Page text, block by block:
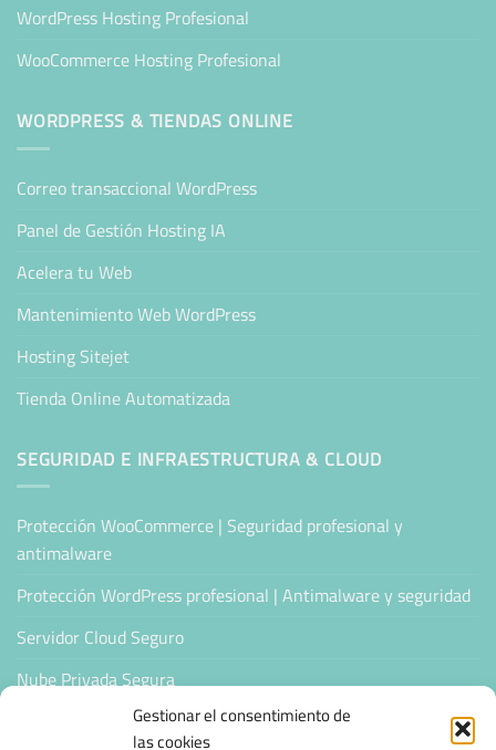
Gestionar el consentimiento de
las cookies
WordPress Hosting Profesional
WooCommerce Hosting Profesional
WORDPRESS & TIENDAS ONLINE
Correo transaccional WordPress
Panel de Gestión Hosting IA
Acelera tu Web
Mantenimiento Web WordPress
Hosting Sitejet
Tienda Online Automatizada
SEGURIDAD E INFRAESTRUCTURA & CLOUD
Protección WooCommerce | Seguridad profesional y
antimalware
Protección WordPress profesional | Antimalware y seguridad
Servidor Cloud Seguro
Nube Privada Segura
CONFIANZA & ESPECIALIZACIÓN